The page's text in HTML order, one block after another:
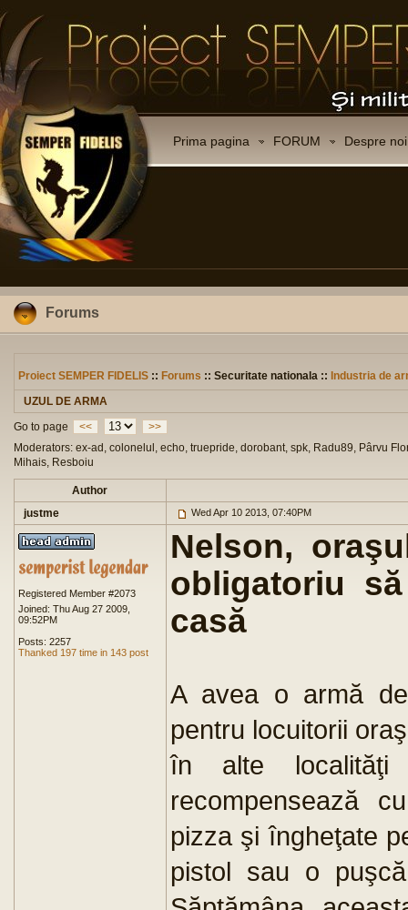
Prima pagina FORUM Despre noi
Forums
Proiect SEMPER FIDELIS :: Forums :: Securitate nationala :: Industria de
UZUL DE ARMA
Go to page
<<
>>
Moderators: ex-ad, colonelul, echo, truepride, dorobant, spk, Radu89, Pârvu
Mihais, Resboiu
Author
justme
Wed Apr 10 2013, 07:40PM
Registered Member #2073
Joined: Thu Aug 27 2009,
09:52PM
Posts: 2257
Thanked 197 time in 143 post
Nelson,
obligatoriu
casă
A avea o armă
pentru locuitorii
în alte
recompensează
pizza şi îngheţate
pistol sau o